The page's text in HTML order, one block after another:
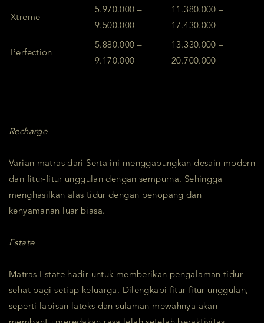
Xtreme
5.970.000 –
9.500.000
11.380.000 –
17.430.000
Perfection
5.880.000 –
9.170.000
13.330.000 –
20.700.000
Recharge
Varian matras dari Serta ini menggabungkan desain modern
dan fitur-fitur unggulan dengan sempurna. Sehingga
menghasilkan alas tidur dengan penopang dan
kenyamanan luar biasa.
Estate
Matras Estate hadir untuk memberikan pengalaman tidur
sehat bagi setiap keluarga. Dilengkapi fitur-fitur unggulan,
seperti lapisan lateks dan sulaman mewahnya akan